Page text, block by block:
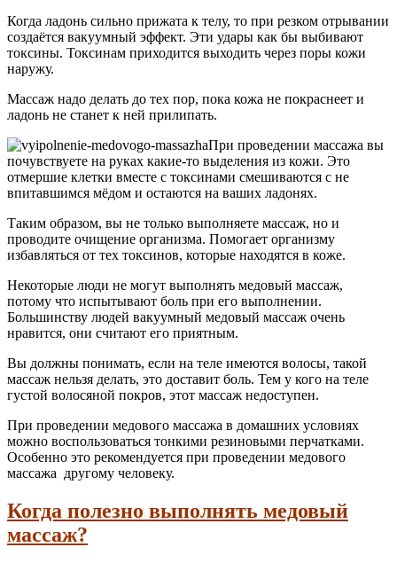
Когда ладонь сильно прижата к телу, то при резком отрывании
создаётся вакуумный эффект. Эти удары как бы выбивают
токсины. Токсинам приходится выходить через поры кожи
наружу.
Массаж надо делать до тех пор, пока кожа не покраснеет и
ладонь не станет к ней прилипать.
При проведении массажа вы
почувствуете на руках какие-то выделения из кожи. Это
отмершие клетки вместе с токсинами смешиваются с не
впитавшимся мёдом и остаются на ваших ладонях.
Таким образом, вы не только выполняете массаж, но и
проводите очищение организма. Помогает организму
избавляться от тех токсинов, которые находятся в коже.
Некоторые люди не могут выполнять медовый массаж,
потому что испытывают боль при его выполнении.
Большинству людей вакуумный медовый массаж очень
нравится, они считают его приятным.
Вы должны понимать, если на теле имеются волосы, такой
массаж нельзя делать, это доставит боль. Тем у кого на теле
густой волосяной покров, этот массаж недоступен.
При проведении медового массажа в домашних условиях
можно воспользоваться тонкими резиновыми перчатками.
Особенно это рекомендуется при проведении медового
массажа другому человеку.
Когда полезно выполнять медовый
массаж?